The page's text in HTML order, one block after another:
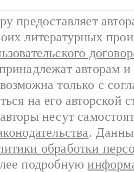
предоставляет
литературных
авторам
только с
на его авторской
несут
.
обработки
подробную